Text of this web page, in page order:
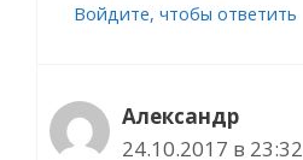
Войдите, чтобы ответить
Александр
24.10.2017 в 23:32